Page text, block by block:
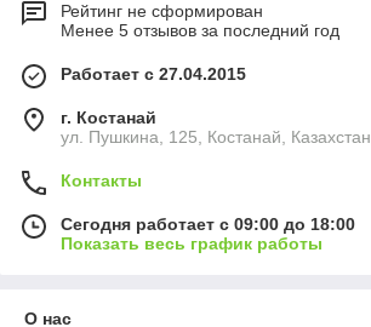
Рейтинг не сформирован
Менее 5 отзывов за последний год
Работает с 27.04.2015
г. Костанай
ул. Пушкина, 125, Костанай, Казахстан
Контакты
Сегодня работает с 09:00 до 18:00
Показать весь график работы
О нас